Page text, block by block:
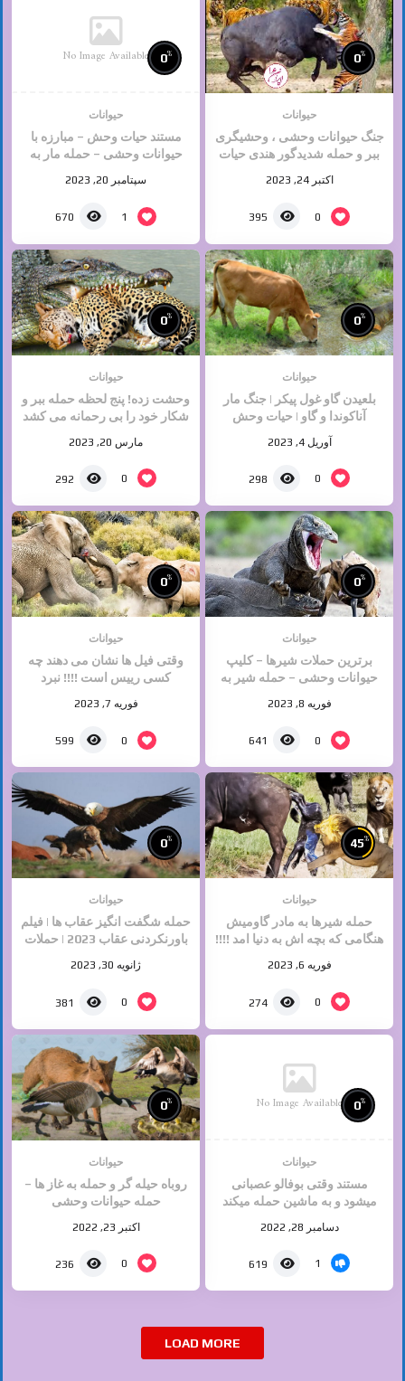
0%
حیوانات
جنگ حیوانات وحشی ، وحشیگری
ببر و حمله شدیدگور هندی حیات
اکتبر 24, 2023
0
395
No Image Available 0%
حیوانات
مستند حیات وحش – مبارزه با
حیوانات وحشی – حمله مار به
کفتار تا آخرین نفس
سپتامبر 20, 2023
1
670
0%
حیوانات
بلعیدن گاو غول پیکر | جنگ مار
آناکوندا و گاو | حیات وحش
حیوانات | جنگ حیوانات
آوریل 4, 2023
0
298
0%
حیوانات
وحشت زده! پنج لحظه حمله ببر و
شکار خود را بی رحمانه می کشد
مارس 20, 2023
0
292
0%
حیوانات
برترین حملات شیرها – کلیپ
حیوانات وحشی – حمله شیر به
فوریه 8, 2023
0
641
0%
حیوانات
وقتی فیل ها نشان می دهند چه
کسی رییس است !!!! نبرد
فوریه 7, 2023
0
599
45%
حیوانات
حمله شیرها به مادر گاومیش
هنگامی که بچه اش به دنیا امد !!!!
فوریه 6, 2023
0
274
0%
حیوانات
حمله شگفت انگیز عقاب ها | فیلم
باورنکردنی عقاب 2023 | حملات
حیوانات وحشی
ژانویه 30, 2023
0
381
No Image Available 0%
حیوانات
مستند وقتی بوفالو عصبانی
میشود و به ماشین حمله میکند
دسامبر 28, 2022
1
619
0%
حیوانات
روباه حیله گر و حمله به غاز ها –
حمله حیوانات وحشی
اکتبر 23, 2022
0
236
LOAD MORE